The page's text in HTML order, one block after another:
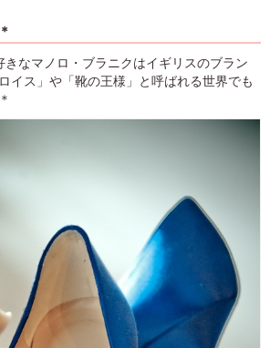
きなマノロ・ブラニクはイギリスのブラン
イス」や「靴の王様」と呼ばれる世界でも